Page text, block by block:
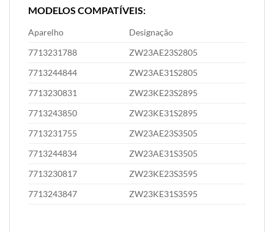
MODELOS COMPATÍVEIS:
Aparelho
Designação
7713231788
ZW23AE23S2805
7713244844
ZW23AE31S2805
7713230831
ZW23KE23S2895
7713243850
ZW23KE31S2895
7713231755
ZW23AE23S3505
7713244834
ZW23AE31S3505
7713230817
ZW23KE23S3595
7713243847
ZW23KE31S3595